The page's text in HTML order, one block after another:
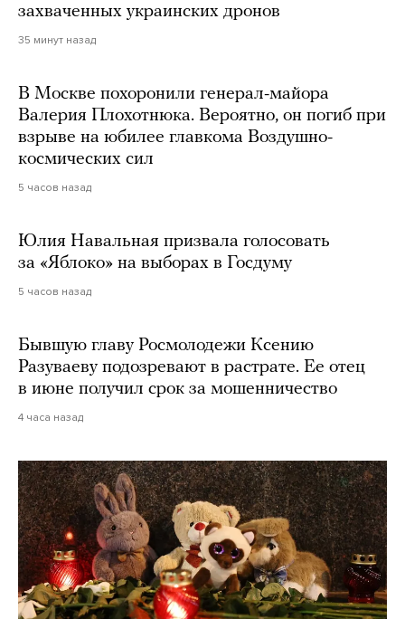
захваченных украинских дронов
35 минут назад
В Москве похоронили генерал-майора
Валерия Плохотнюка. Вероятно, он погиб при
взрыве на юбилее главкома Воздушно-
космических сил
5 часов назад
Юлия Навальная призвала голосовать
за «Яблоко» на выборах в Госдуму
5 часов назад
Бывшую главу Росмолодежи Ксению
Разуваеву подозревают в растрате. Ее отец
в июне получил срок за мошенничество
4 часа назад